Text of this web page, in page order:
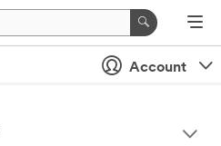
Account